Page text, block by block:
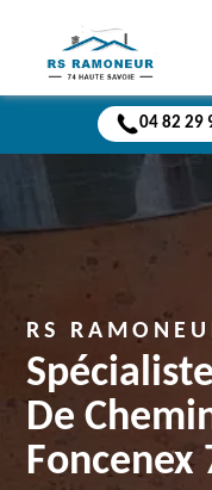
04 82 29
RS
De
Foncenex